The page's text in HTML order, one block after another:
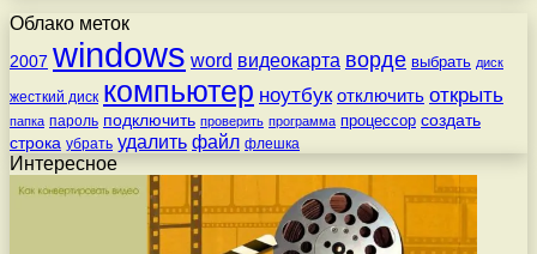
Облако меток
2007 windows word видеокарта ворде выбрать диск
жесткий диск компьютер ноутбук отключить открыть
папка пароль подключить проверить программа процессор создать
строка убрать удалить файл флешка
Интересное